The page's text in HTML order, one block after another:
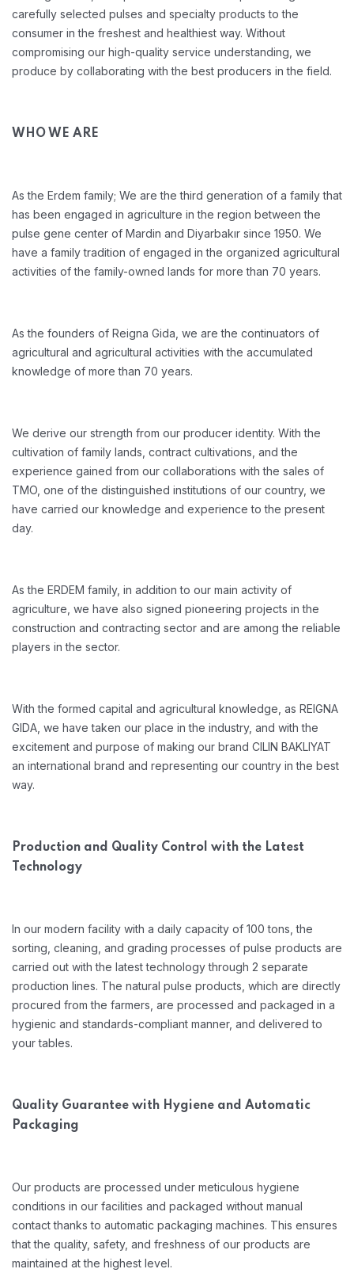
carefully selected pulses and specialty products to the
consumer in the freshest and healthiest way. Without
compromising our high-quality service understanding, we
produce by collaborating with the best producers in the field.
WHO WE ARE
As the Erdem family; We are the third generation of a family that
has been engaged in agriculture in the region between the
pulse gene center of Mardin and Diyarbakır since 1950. We
have a family tradition of engaged in the organized agricultural
activities of the family-owned lands for more than 70 years.
As the founders of Reigna Gida, we are the continuators of
agricultural and agricultural activities with the accumulated
knowledge of more than 70 years.
We derive our strength from our producer identity. With the
cultivation of family lands, contract cultivations, and the
experience gained from our collaborations with the sales of
TMO, one of the distinguished institutions of our country, we
have carried our knowledge and experience to the present
day.
As the ERDEM family, in addition to our main activity of
agriculture, we have also signed pioneering projects in the
construction and contracting sector and are among the reliable
players in the sector.
With the formed capital and agricultural knowledge, as REIGNA
GIDA, we have taken our place in the industry, and with the
excitement and purpose of making our brand CILIN BAKLIYAT
an international brand and representing our country in the best
way.
Production and Quality Control with the Latest
Technology
In our modern facility with a daily capacity of 100 tons, the
sorting, cleaning, and grading processes of pulse products are
carried out with the latest technology through 2 separate
production lines. The natural pulse products, which are directly
procured from the farmers, are processed and packaged in a
hygienic and standards-compliant manner, and delivered to
your tables.
Quality Guarantee with Hygiene and Automatic
Packaging
Our products are processed under meticulous hygiene
conditions in our facilities and packaged without manual
contact thanks to automatic packaging machines. This ensures
that the quality, safety, and freshness of our products are
maintained at the highest level.